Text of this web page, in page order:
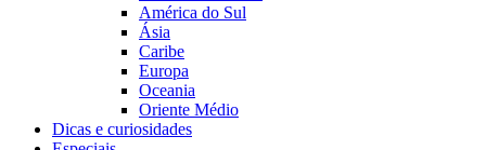
América do Sul
Ásia
Caribe
Europa
Oceania
Oriente Médio
Dicas e curiosidades